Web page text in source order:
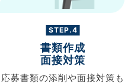
STEP.4
書類作成
面接対策
応募書類の添削や面接対策も